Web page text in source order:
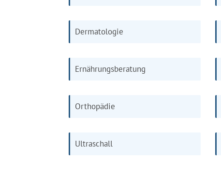
Dermatologie
Ernährungsberatung
Orthopädie
Ultraschall